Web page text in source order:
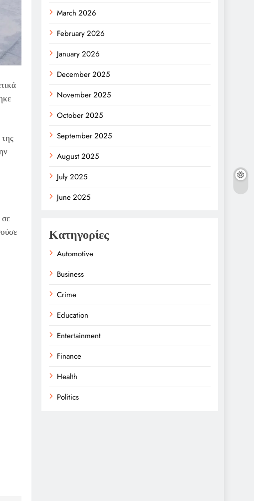
March 2026
February 2026
January 2026
December 2025
November 2025
October 2025
September 2025
August 2025
July 2025
June 2025
Κατηγορίες
Automotive
Business
Crime
Education
Entertainment
Finance
Health
Politics